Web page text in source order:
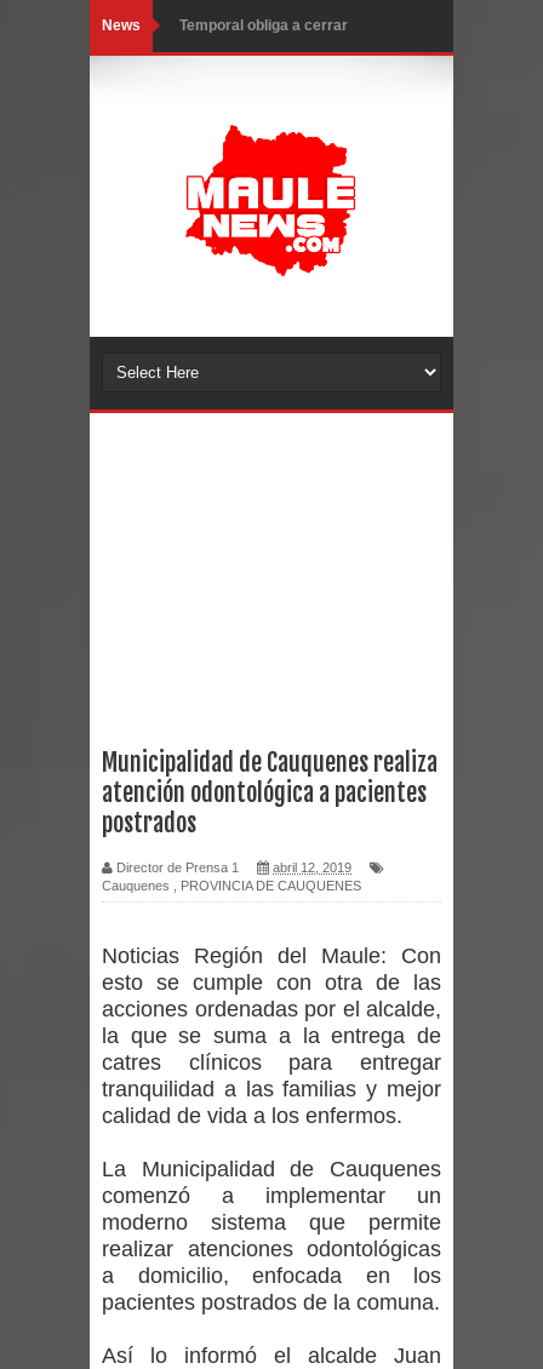
News Temporal obliga a cerrar
Chancho en Talca tras caída de
ramas cerca de carpas
Miles llegan a la Plaza de Armas de
Talca en el inicio de la Fiesta del
Torneo de Asadores reúne a 13
Curicó desarrollará jornada de
virus respiratorios
desafío guerreros 2026
Banda linarense Los Remembers
regresa de Brasil tras impulsar un
con comunidades escolares
Alta positividad en influenza hace que
expertos reiteren llamado a
vacunarse
Municipalidad de Cauquenes realiza
atención odontológica a pacientes
postrados
Director de Prensa 1
abril 12, 2019
Cauquenes
PROVINCIA DE CAUQUENES
Noticias Región del Maule: Con
esto se cumple con otra de las
acciones ordenadas por el alcalde,
la que se suma a la entrega de
catres clínicos para entregar
tranquilidad a las familias y mejor
calidad de vida a los enfermos.
La Municipalidad de Cauquenes
comenzó a implementar un
moderno sistema que permite
realizar atenciones odontológicas
a domicilio, enfocada en los
pacientes postrados de la comuna.
Así lo informó el alcalde Juan